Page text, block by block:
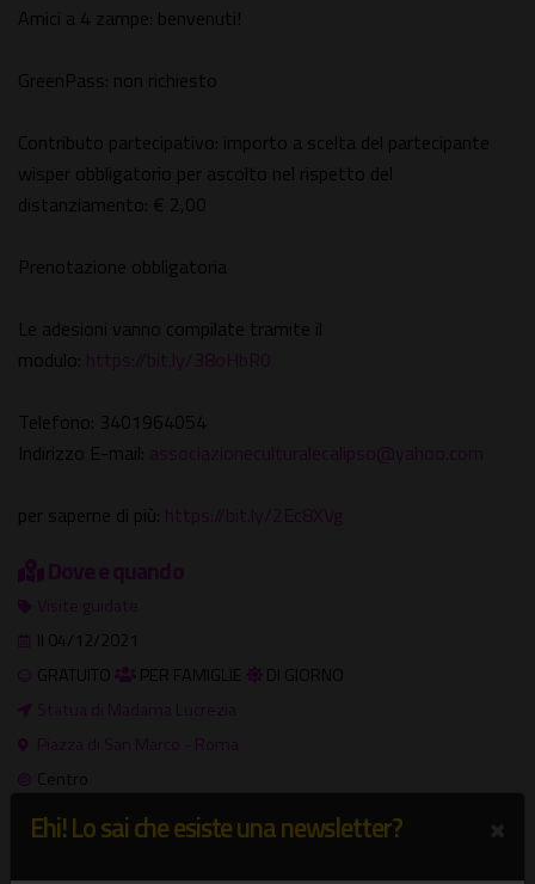
Amici a 4 zampe: benvenuti!
GreenPass: non richiesto
Contributo partecipativo: importo a scelta del partecipante
wisper obbligatorio per ascolto nel rispetto del
distanziamento: € 2,00
Prenotazione obbligatoria
Le adesioni vanno compilate tramite il
modulo: https://bit.ly/38oHbR0
Telefono: 3401964054
Indirizzo E-mail: associazioneculturalecalipso@yahoo.com
per saperne di più: https://bit.ly/2Ec8XVg
Dove e quando
Visite guidate
Il 04/12/2021
GRATUITO
PER FAMIGLIE
DI GIORNO
Statua di Madama Lucrezia
Piazza di San Marco - Roma
Centro
+
Ehi! Lo sai che esiste una newsletter?